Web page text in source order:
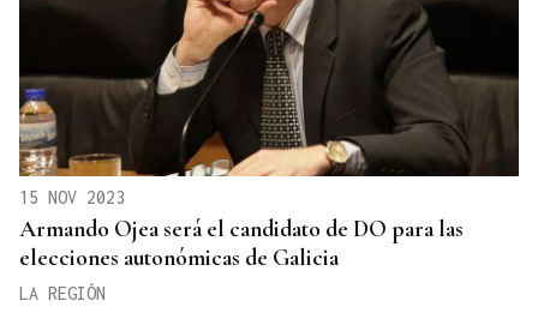
15 NOV 2023
Armando Ojea será el candidato de DO para las
elecciones autonómicas de Galicia
LA REGIÓN